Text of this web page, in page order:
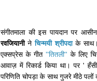
संगीतमाला की इस पायदान पर
रवजियानीनेचिन्मयी श्रीपदाके साथ।
एक्सप्रेस के गीत ''तितली'' के लिए
आवाज़ में रिकार्ड किया था। पर '
परिणिति चोपड़ा के साथ गुजरे मीठे